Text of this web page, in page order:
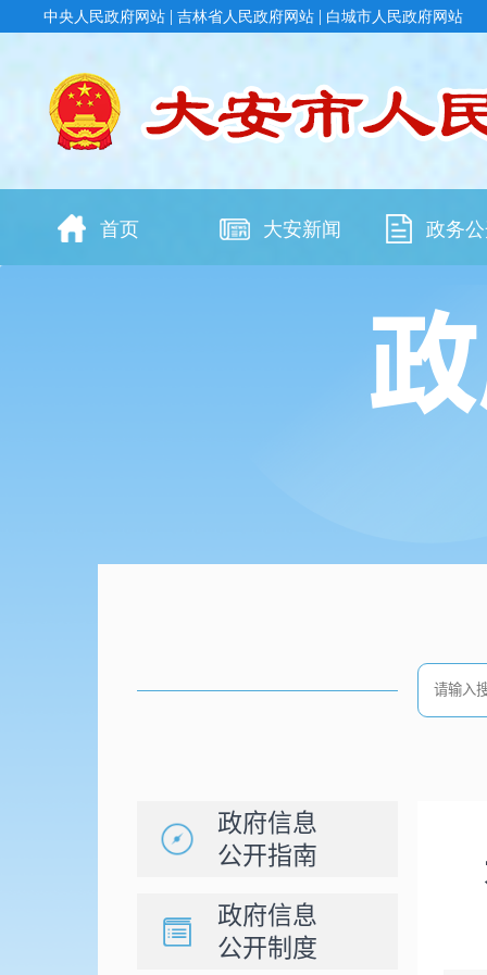
政府信息
公开指南
政府信息
公开制度